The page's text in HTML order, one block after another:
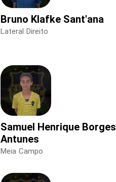
Bruno Klafke Sant'ana
Lateral Direito
Samuel Henrique Borges
Antunes
Meia Campo